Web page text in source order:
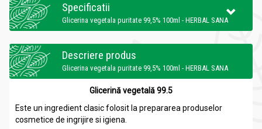
Specificatii
Glicerina vegetala puritate 99,5% 100ml - HERBAL SANA
Descriere produs
Glicerina vegetala puritate 99,5% 100ml - HERBAL SANA
Glicerină vegetală 99.5
Este un ingredient clasic folosit la prepararea produselor
cosmetice de ingrijire si igiena.